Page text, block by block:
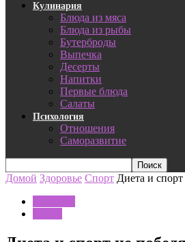
Кулинария
Блюда из мяса
Блюда из рыбы
Бутерброды
Выпечка
Десерты
Напитки
Первые блюда
Салаты
Психология
Отношения
Саморазвитие
Домой Здоровье Спорт Диета и